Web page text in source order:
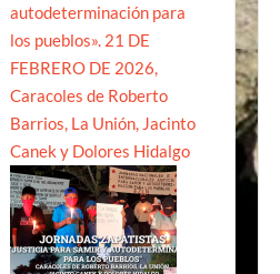
autodeterminación para
los pueblos». 21 DE
FEBRERO DE 2026,
Caracoles de Roberto
Barrios, La Unión, Jacinto
Canek y Dolores Hidalgo